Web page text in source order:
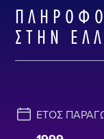
ΣΤΗΝ
ΈΤΟΣ